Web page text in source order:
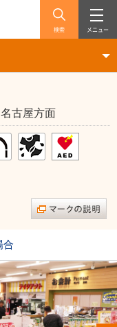
検索 メニュー
古屋方面
合